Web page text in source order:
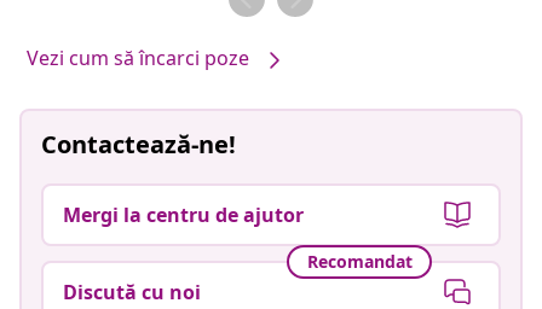
Vezi cum să încarci poze
Contactează-ne!
Mergi la centru de ajutor
Recomandat
Discută cu noi